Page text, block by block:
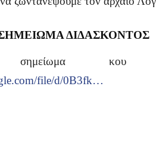
ΔΙΔΑΣΚΟΝΤΟΣ
σημείωμα κου
file/d/0B3fk…